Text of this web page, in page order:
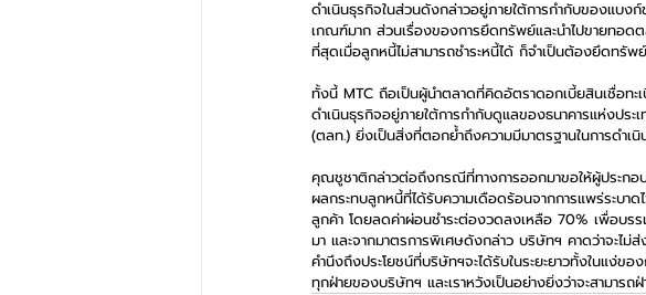
ดำเนินธุรกิจในส่วนดังกล่าวอยู่ภายใต้การกำกับของแบง
เกณฑ์มาก ส่วนเรื่องของการยึดทรัพย์และนำไปขายทอ
ที่สุดเมื่อลูกหนี้ไม่สามารถชำระหนี้ได้ ก็จำเป็นต้องยึดทรั
ทั้งนี้ MTC ถือเป็นผู้นำตลาดที่คิดอัตราดอกเบี้ยสินเชื่อทะ
ดำเนินธุรกิจอยู่ภายใต้การกำกับดูแลของธนาคารแห่งปร
(ตลท.) ยิ่งเป็นสิ่งที่ตอกย้ำถึงความมีมาตรฐานในการดำเ
คุณชูชาติกล่าวต่อถึงกรณีที่ทางการออกมาขอให้ผู้ประกอบ
ผลกระทบลูกหนี้ที่ได้รับความเดือดร้อนจากการแพร่ระบา
ลูกค้า โดยลดค่าผ่อนชำระต่องวดลงเหลือ 70% เพื่อบร
มา และจากมาตรการพิเศษดังกล่าว บริษัทฯ คาดว่าจะไ
คำนึงถึงประโยชน์ที่บริษัทฯจะได้รับในระยะยาวทั้งในแ
ทุกฝ่ายของบริษัทฯ และเราหวังเป็นอย่างยิ่งว่าจะสามาร